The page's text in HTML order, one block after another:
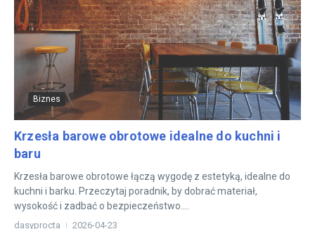
Biznes
Krzesła barowe obrotowe idealne do kuchni i
baru
Krzesła barowe obrotowe łączą wygodę z estetyką, idealne do
kuchni i barku. Przeczytaj poradnik, by dobrać materiał,
wysokość i zadbać o bezpieczeństwo....
dasyprocta 2026-04-23